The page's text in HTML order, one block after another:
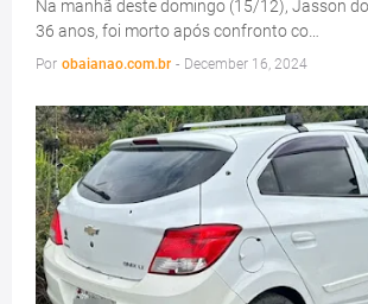
Na manhã deste domingo (15/12), Jasson
36 anos, foi morto após confronto co…
Por obaianao.com.br - December 16, 2024